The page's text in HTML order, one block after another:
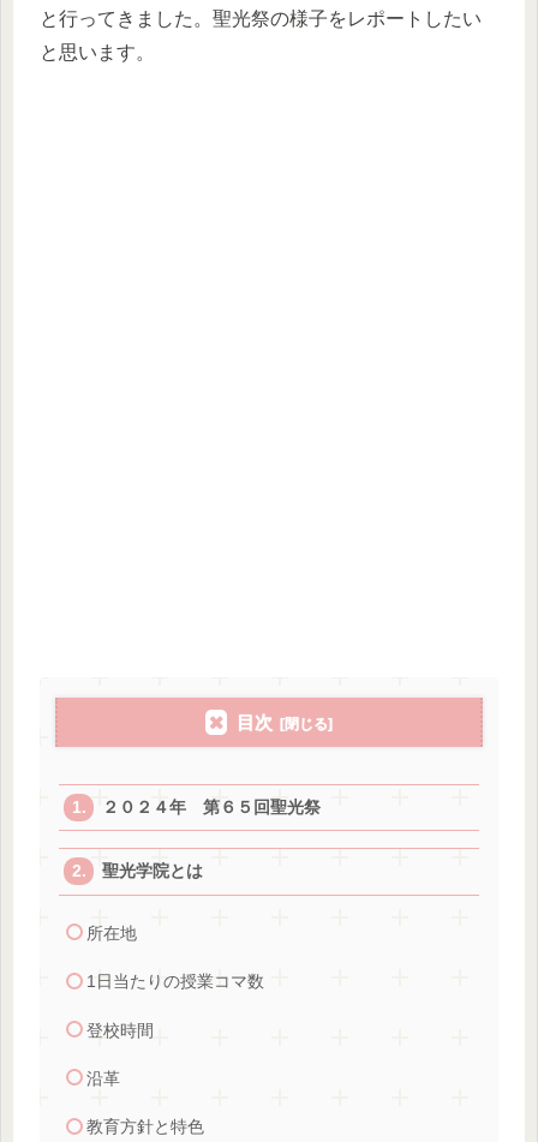
と行ってきました。聖光祭の様子をレポートしたい
と思います。
目次
２０２４年 第６５回聖光祭
聖光学院とは
所在地
1日当たりの授業コマ数
登校時間
沿革
教育方針と特色